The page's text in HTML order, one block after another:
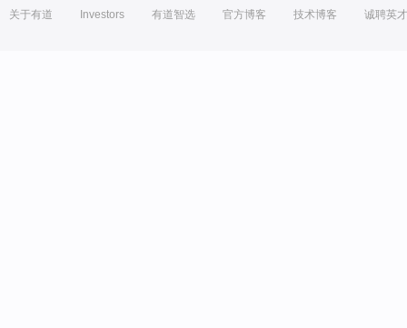
关于有道 Investors 有道智选 官方博客 技术博客 诚聘英才